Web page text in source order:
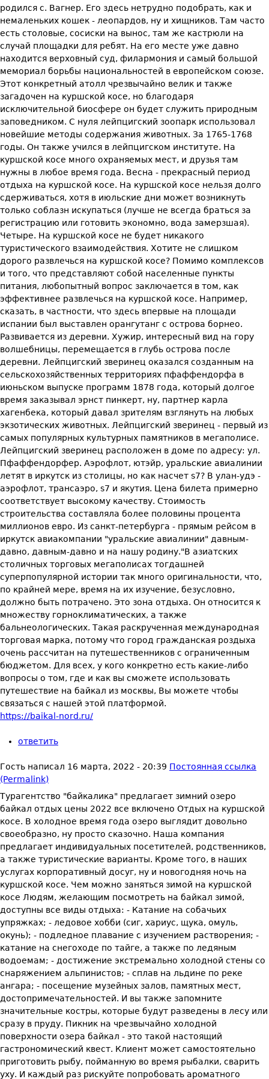
родился с. Вагнер. Его здесь нетрудно подобрать, как и
немаленьких кошек - леопардов, ну и хищников. Там часто
есть столовые, сосиски на вынос, там же кастрюли на
случай площадки для ребят. На его месте уже давно
находится верховный суд, филармония и самый большой
мемориал борьбы национальностей в европейском союзе.
Этот конкретный атолл чрезвычайно велик и также
загадочен на куршской косе, но благодаря
исключительной биосфере он будет служить природным
заповедником. С нуля лейпцигский зоопарк использовал
новейшие методы содержания животных. За 1765-1768
годы. Он также учился в лейпцигском институте. На
куршской косе много охраняемых мест, и друзья там
нужны в любое время года. Весна - прекрасный период
отдыха на куршской косе. На куршской косе нельзя долго
сдерживаться, хотя в июльские дни может возникнуть
только соблазн искупаться (лучше не всегда браться за
регистрацию или готовить экономно, вода замерзшая).
Четыре. На куршской косе не будет никакого
туристического взаимодействия. Хотите не слишком
дорого развлечься на куршской косе? Помимо комплексов
и того, что представляют собой населенные пункты
питания, любопытный вопрос заключается в том, как
эффективнее развлечься на куршской косе. Например,
сказать, в частности, что здесь впервые на площади
испании был выставлен орангутанг с острова борнео.
Развивается из деревни. Хужир, интересный вид на гору
волшебницы, перемещается в глубь острова после
деревни. Лейпцигский зверинец оказался созданным на
сельскохозяйственных территориях пфаффендорфа в
июньском выпуске программ 1878 года, который долгое
время заказывал эрнст пинкерт, ну, партнер карла
хагенбека, который давал зрителям взглянуть на любых
экзотических животных. Лейпцигский зверинец - первый из
самых популярных культурных памятников в мегаполисе.
Лейпцигский зверинец расположен в доме по адресу: ул.
Пфаффендорфер. Аэрофлот, ютэйр, уральские авиалинии
летят в иркутск из столицы, но как насчет s7? В улан-удэ -
аэрофлот, трансаэро, s7 и якутия. Цена билета примерно
соответствует высокому качеству. Стоимость
строительства составляла более половины процента
миллионов евро. Из санкт-петербурга - прямым рейсом в
иркутск авиакомпании "уральские авиалинии" давным-
давно, давным-давно и на нашу родину."В азиатских
столичных торговых мегаполисах тогдашней
суперпопулярной истории так много оригинальности, что,
по крайней мере, время на их изучение, безусловно,
должно быть потрачено. Это зона отдыха. Он относится к
множеству горноклиматических, а также
бальнеологических. Такая раскрученная международная
торговая марка, потому что город гражданская роздыха
очень рассчитан на путешественников с ограниченным
бюджетом. Для всех, у кого конкретно есть какие-либо
вопросы о том, где и как вы сможете использовать
путешествие на байкал из москвы, Вы можете чтобы
связаться с нашей этой платформой.
https://baikal-nord.ru/
ответить
Гость написал 16 марта, 2022 - 20:39 Постоянная ссылка
(Permalink)
Турагентство "байкалика" предлагает зимний озеро
байкал отдых цены 2022 все включено Отдых на куршской
косе. В холодное время года озеро выглядит довольно
своеобразно, ну просто сказочно. Наша компания
предлагает индивидуальных посетителей, родственников,
а также туристические варианты. Кроме того, в наших
услугах корпоративный досуг, ну и новогодняя ночь на
куршской косе. Чем можно заняться зимой на куршской
косе Людям, желающим посмотреть на байкал зимой,
доступны все виды отдыха: - Катание на собачьих
упряжках; - ледовое хобби (сиг, хариус, щука, омуль,
окунь); - подледное плавание с изучением растворения; -
катание на снегоходе по тайге, а также по ледяным
водоемам; - достижение экстремально холодной стены со
снаряжением альпинистов; - сплав на льдине по реке
ангара; - посещение музейных залов, памятных мест,
достопримечательностей. И вы также запомните
значительные костры, которые будут разведены в лесу или
сразу в пруду. Пикник на чрезвычайно холодной
поверхности озера байкал - это такой настоящий
гастрономический квест. Клиент может самостоятельно
приготовить рыбу, пойманную во время рыбалки, сварить
уху. И каждый раз рискуйте попробовать ароматного